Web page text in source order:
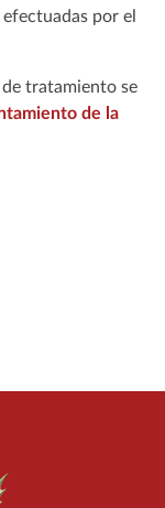
por el
tratamiento se
de la